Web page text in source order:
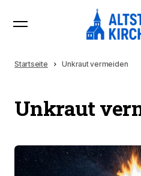
Startseite Unkraut vermeiden
Unkraut